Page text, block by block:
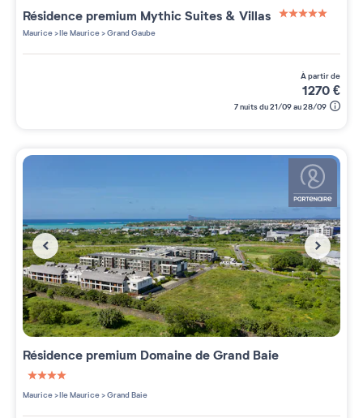
Résidence premium Mythic Suites & Villas
Maurice>Ile Maurice>Grand Gaube
à partir de
1270€
7 nuits du 21/09 au 28/09
Résidence premium Domaine de Grand Baie
4 étoiles sur 5
Maurice>Ile Maurice>Grand Baie